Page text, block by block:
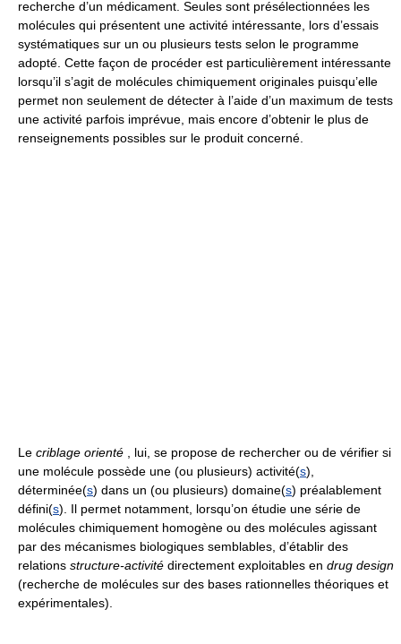
recherche d’un médicament. Seules sont présélectionnées les
molécules qui présentent une activité intéressante, lors d’essais
systématiques sur un ou plusieurs tests selon le programme
adopté. Cette façon de procéder est particulièrement intéressante
lorsqu’il s’agit de molécules chimiquement originales puisqu’elle
permet non seulement de détecter à l’aide d’un maximum de tests
une activité parfois imprévue, mais encore d’obtenir le plus de
renseignements possibles sur le produit concerné.
Le criblage orienté , lui, se propose de rechercher ou de vérifier si
une molécule possède une (ou plusieurs) activité(s),
déterminée(s) dans un (ou plusieurs) domaine(s) préalablement
défini(s). Il permet notamment, lorsqu’on étudie une série de
molécules chimiquement homogène ou des molécules agissant
par des mécanismes biologiques semblables, d’établir des
relations structure-activité directement exploitables en drug design
(recherche de molécules sur des bases rationnelles théoriques et
expérimentales).